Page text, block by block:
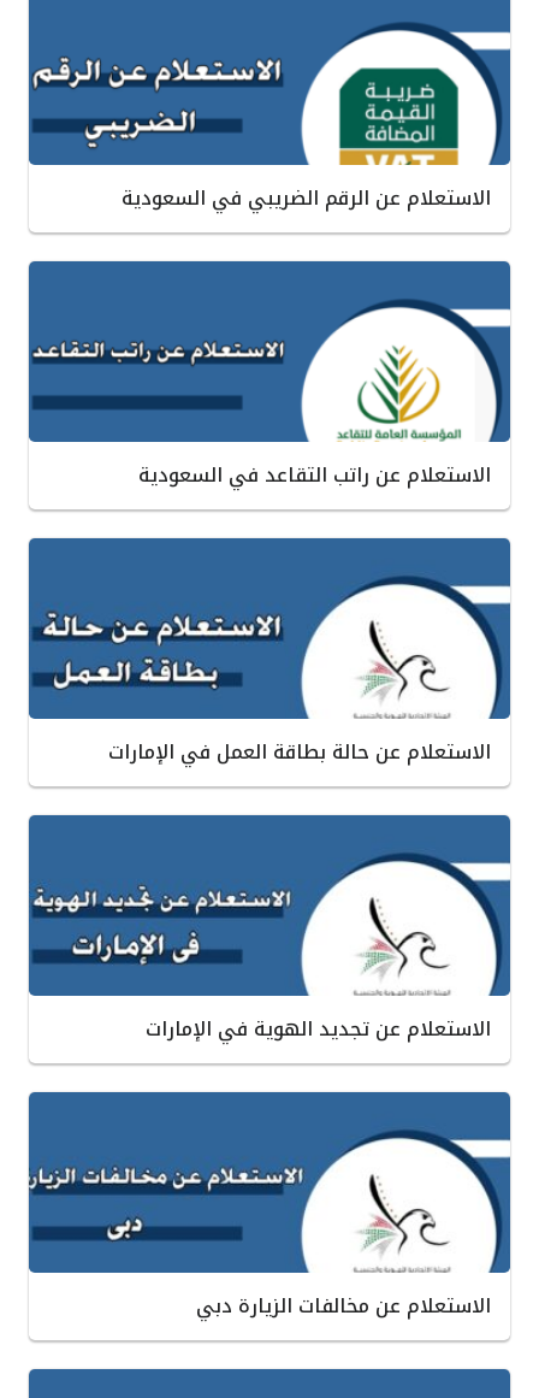
الاستعلام عن الرقم الضريبي في السعودية
الاستعلام عن راتب التقاعد في السعودية
الاستعلام عن حالة بطاقة العمل في الإمارات
الاستعلام عن تجديد الهوية في الإمارات
الاستعلام عن مخالفات الزيارة دبي